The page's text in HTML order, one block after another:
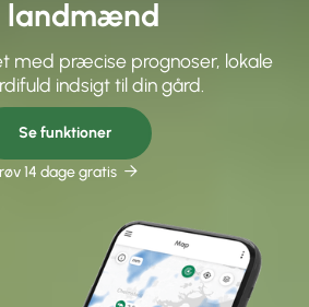
landmænd
med præcise prognoser, lokale
indsigt til din gård.
Se funktioner
14 dage gratis 